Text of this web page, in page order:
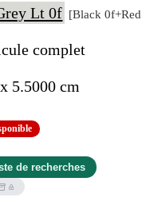
Lt 0f [Black
complet
5.5000 cm